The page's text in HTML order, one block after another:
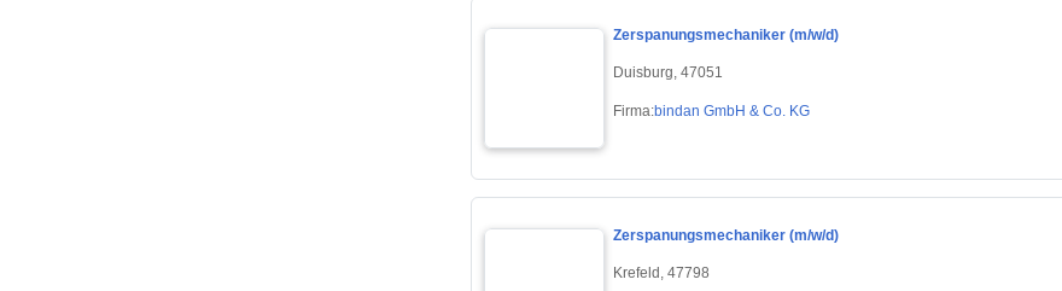
Zerspanungsmechaniker (m/w/d)
Duisburg, 47051
Firma:bindan GmbH & Co. KG
Zerspanungsmechaniker (m/w/d)
Krefeld, 47798